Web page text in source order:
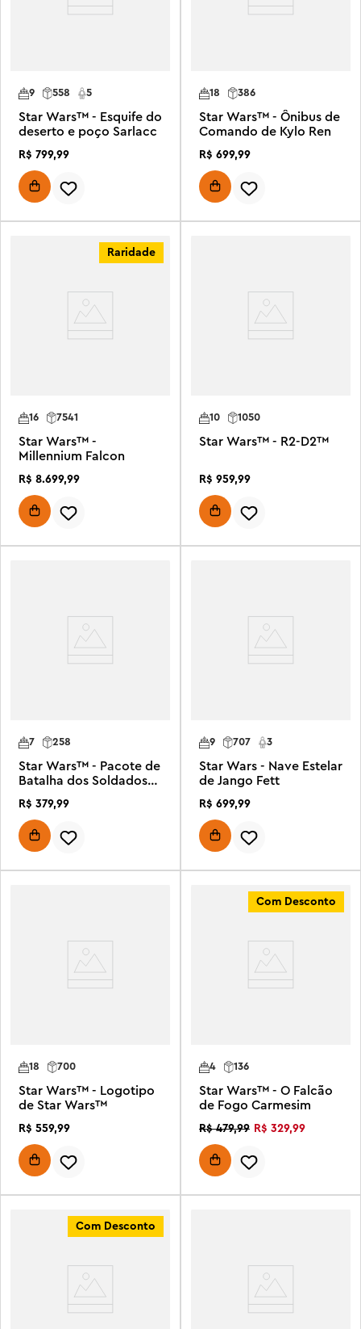
9 5
558
Star Wars™ - Esquife do
deserto e poço Sarlacc
R$ 799,99
386
18
Star Wars™ - Ônibus de
Comando de Kylo Ren
R$ 699,99
Raridade
16 7541
Star Wars™ -
Millennium Falcon
R$ 8.699,99
10 1050
Star Wars™ - R2-D2™
R$ 959,99
258
7
Star Wars™ - Pacote de
Batalha dos Soldados
Estelar
R$ 379,99
9 3
707
Star Wars - Nave Estelar
de Jango Fett
R$ 699,99
700
18
Star Wars™ - Logotipo
de Star Wars™
R$ 559,99
Com Desconto
4 136
Star Wars™ - O Falcão
de Fogo Carmesim
R$ 479,99 R$ 329,99
Com Desconto